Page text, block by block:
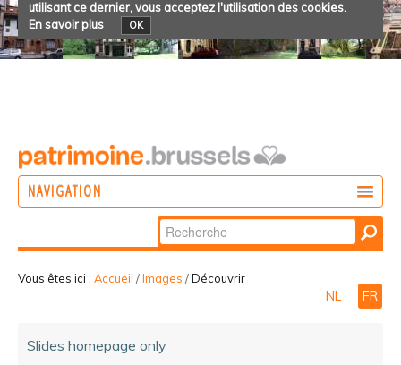
utilisant ce dernier, vous acceptez l'utilisation des cookies.
En savoir plus
OK
NAVIGATION
Chercher par
Recherche
avancée…
Vous êtes ici : Accueil /Images /Découvrir
NL FR
Slides homepage only